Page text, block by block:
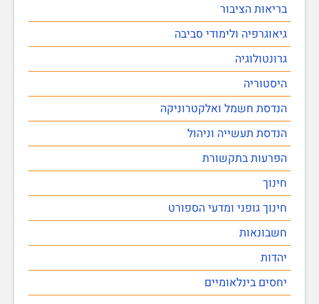
בריאות הציבור
גיאוגרפיה ולימודי סביבה
גרונטולוגיה
היסטוריה
הנדסת חשמל ואלקטרוניקה
הנדסת תעשייה וניהול
הפרעות בתקשורת
חינוך
חינוך גופני ומדעי הספורט
חשבונאות
יהדות
יחסים בינלאומיים